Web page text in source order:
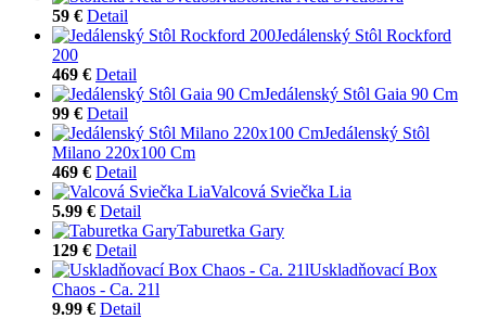
59 € Detail
Jedálenský Stôl Rockford
200
469 € Detail
Jedálenský Stôl Gaia 90 Cm
99 € Detail
Jedálenský Stôl
Milano 220x100 Cm
469 € Detail
Valcová Sviečka Lia
5.99 € Detail
Taburetka Gary
129 € Detail
Uskladňovací Box
Chaos - Ca. 21l
9.99 € Detail